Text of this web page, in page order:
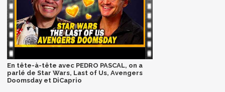
En tête-à-tête avec PEDRO PASCAL, on a
parlé de Star Wars, Last of Us, Avengers
Doomsday et DiCaprio